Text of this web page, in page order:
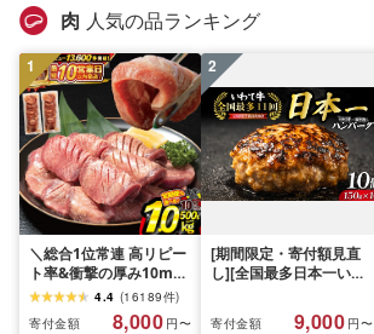
肉 人気の品ランキング
1
＼総合1位常連 高リピー
ト率&衝撃の厚み10mm
厚切り牛タン 塩味/ ≪ス
ピード発送!!10営業日以
4.4 (16189件)
寄付金額
8,000 円〜
2
[期間限定・寄付額見直
し][全国最多日本一いわ
1.5kg(150g×10個) いわ
寄付金額 9,000 円〜